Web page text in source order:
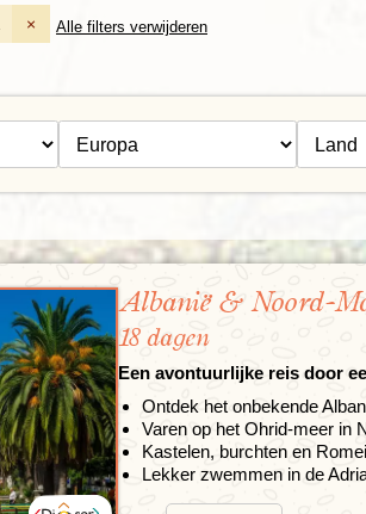
× Alle filters verwijderen
Albanië & Noord-
18 dagen
Een avontuurlijke reis door
Ontdek het onbekende
Varen op het Ohrid-meer in
Kastelen, burchten en
Lekker zwemmen in de